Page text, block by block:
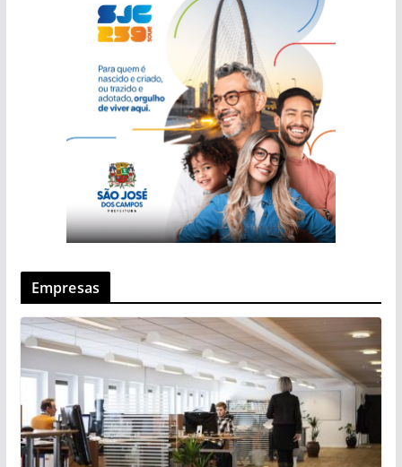
Empresas